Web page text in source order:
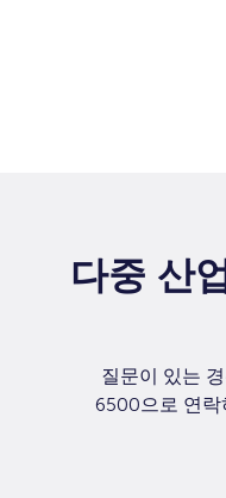
다중 산
질문이 있는
6500으로 연